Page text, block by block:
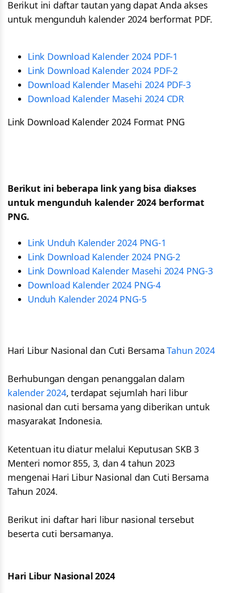
Berikut ini daftar tautan yang dapat Anda akses
untuk mengunduh kalender 2024 berformat PDF.
Link Download Kalender 2024 PDF-1
Link Download Kalender 2024 PDF-2
Download Kalender Masehi 2024 PDF-3
Download Kalender Masehi 2024 CDR
Link Download Kalender 2024 Format PNG
Berikut ini beberapa link yang bisa diakses
untuk mengunduh kalender 2024 berformat
PNG.
Link Unduh Kalender 2024 PNG-1
Link Download Kalender 2024 PNG-2
Link Download Kalender Masehi 2024 PNG-3
Download Kalender 2024 PNG-4
Unduh Kalender 2024 PNG-5
Hari Libur Nasional dan Cuti BersamaTahun 2024
Berhubungan dengan penanggalan dalam
kalender 2024, terdapat sejumlah hari libur
nasional dan cuti bersama yang diberikan untuk
masyarakat Indonesia.
Ketentuan itu diatur melalui Keputusan SKB 3
Menteri nomor 855, 3, dan 4 tahun 2023
mengenai Hari Libur Nasional dan Cuti Bersama
Tahun 2024.
Berikut ini daftar hari libur nasional tersebut
beserta cuti bersamanya.
Hari Libur Nasional 2024